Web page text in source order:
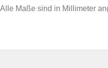
Alle Maße sind in Millimeter